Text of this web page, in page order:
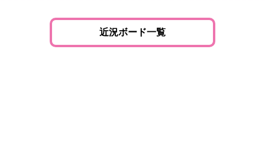
近況ボード一覧